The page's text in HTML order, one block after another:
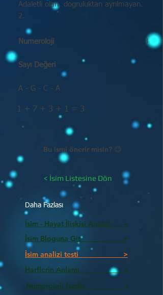
Adaletli olan, dogruluktan ayrilmayan.
2.
Numeroloji
Sayı Değeri
3
A - G - C - A
1 + 7 + 3 + 1 = 3
Bu ismi önerir misin? 😊
< İsim Listesine Dön
Daha Fazlası
İsim - Hayat İlişkisi Analizi >
İsim Bloguna Git >
İsim analizi testi >
Harflerin Anlamı >
Numeroloji Nedir_________ >